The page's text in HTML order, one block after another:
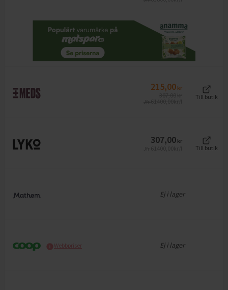
215,00 kr
Till butik
307,00 kr
Till butik
Ej i lager
Webbpriser Ej i lager